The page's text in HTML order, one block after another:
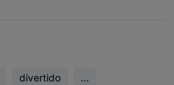
divertido ...